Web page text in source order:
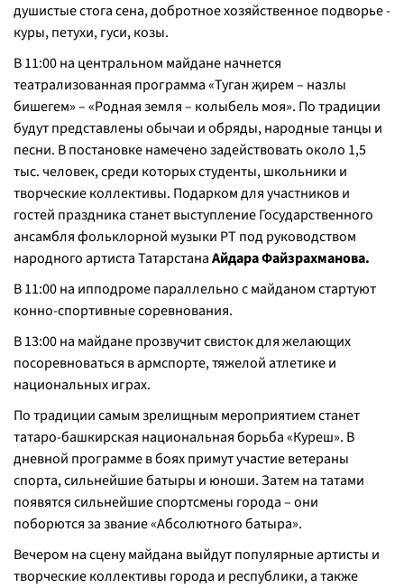
душистые стога сена, добротное хозяйственное подворье -
куры, петухи, гуси, козы.
В 11:00 на центральном майдане начнется
театрализованная программа «Туган җирем – назлы
бишегем» – «Родная земля – колыбель моя». По традиции
будут представлены обычаи и обряды, народные танцы и
песни. В постановке намечено задействовать около 1,5
тыс. человек, среди которых студенты, школьники и
творческие коллективы. Подарком для участников и
гостей праздника станет выступление Государственного
ансамбля фольклорной музыки РТ под руководством
народного артиста ТатарстанаАйдара Файзрахманова.
В 11:00 на ипподроме параллельно с майданом стартуют
конно-спортивные соревнования.
В 13:00 на майдане прозвучит свисток для желающих
посоревноваться в армспорте, тяжелой атлетике и
национальных играх.
По традиции самым зрелищным мероприятием станет
татаро-башкирская национальная борьба «Куреш». В
дневной программе в боях примут участие ветераны
спорта, сильнейшие батыры и юноши. Затем на татами
появятся сильнейшие спортсмены города – они
поборются за звание «Абсолютного батыра».
Вечером на сцену майдана выйдут популярные артисты и
творческие коллективы города и республики, а также